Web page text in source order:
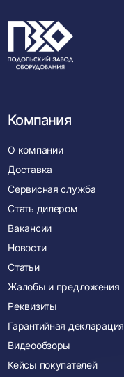
Компания
О компании
Доставка
Сервисная служба
Стать дилером
Вакансии
Новости
Статьи
Жалобы и предложения
Реквизиты
Гарантийная декларация
Видеообзоры
Кейсы покупателей